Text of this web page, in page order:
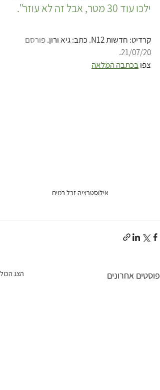
ילכו עוד 30 מטר, אבל זה לא עוזר".
קרדיט: חדשות N12. כתב: גיא ורון.
פורסם
21/07/20.
צפו בכתבה המלאה
אילוסטרציה זבל במים
פוסטים אחרונים הצג הכול